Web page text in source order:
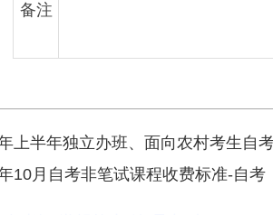
备注
上半年独立办班、面向农村考生自
10月自考非笔试课程收费标准-自考